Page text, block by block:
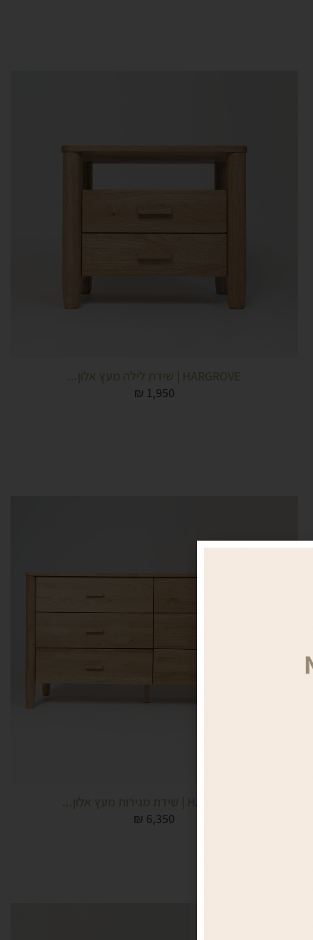
HARGROVE | שידת לילה מעץ אלון...
₪ 1,950
₪ 6,350